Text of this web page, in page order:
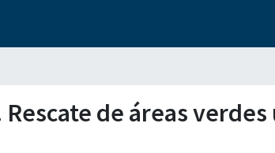
de áreas verdes